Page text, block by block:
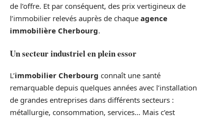
de l’offre. Et par conséquent, des prix vertigineux de
l’immobilier relevés auprès de chaque agence
immobilière Cherbourg.
Un secteur industriel en plein essor
L’immobilier Cherbourg connaît une santé
remarquable depuis quelques années avec l’installation
de grandes entreprises dans différents secteurs :
métallurgie, consommation, services… Mais c’est